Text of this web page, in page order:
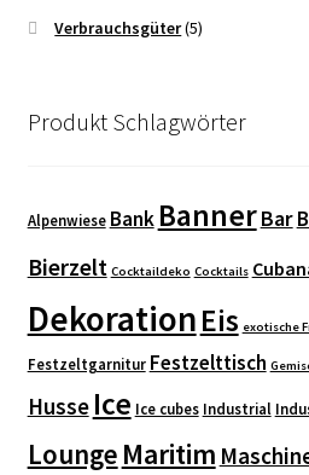
Verbrauchsgüter(5)
Produkt Schlagwörter
Alpenwiese Bank BannerBar
Bierzelt Cocktaildeko Cocktails
DekorationEis exotische
Festzeltgarnitur Festzelttisch
Husse Ice Ice cubes Industrial
Lounge Maritim